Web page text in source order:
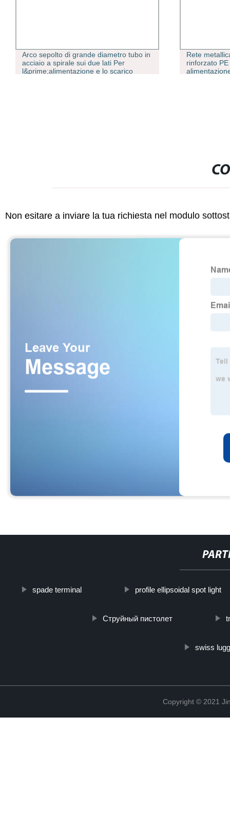
Arco sepolto di grande diametro tubo in
acciaio a spirale sui due lati Per
l&prime;alimentazione e lo scarico
Rete
rinforzato
Non esitare a inviare la tua richiesta nel modulo
spade terminal profile ellipsoidal spot light
Струйный пистолет
swiss
Copyright © 2021